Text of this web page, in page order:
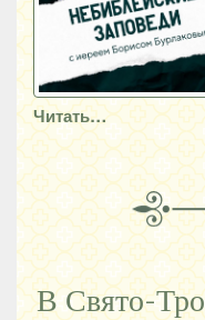
Читать…
В Свято-